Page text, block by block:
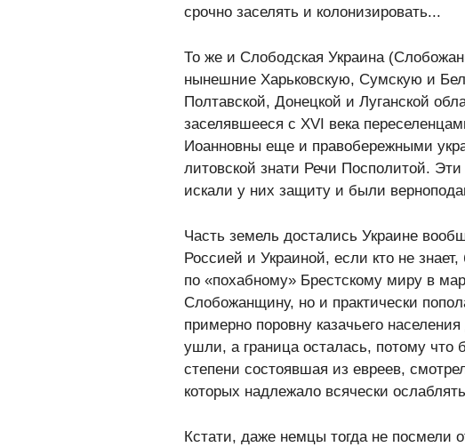
срочно заселять и колонизировать...
То же и Слободская Украина
нынешние Харьковскую, Сумскую и
Полтавской, Донецкой и Луганской
заселявшееся с XVI века
Иоанновны еще и правобережными
литовской знати Речи Посполитой.
искали у них защиту и были
Часть земель достались Украине
Россией и Украиной, если кто не
по «похабному» Брестскому миру в
Слобожанщину, но и практически
примерно поровну казачьего
ушли, а граница осталась, потому
степени состоявшая из евреев,
которых надлежало всячески
Кстати, даже немцы тогда не посмели